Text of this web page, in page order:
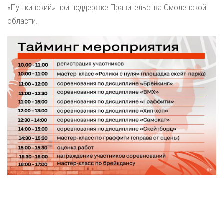
«Пушкинский» при поддержке Правительства Смоленской
области.